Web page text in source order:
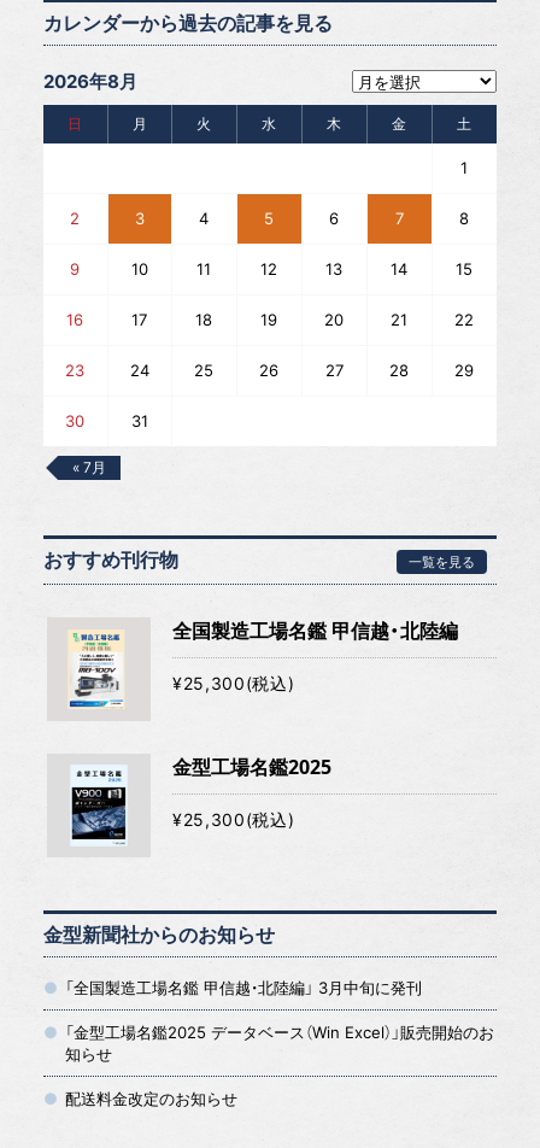
カレンダーから過去の記事を見る
2026年8月
日 月 火 水 木 金 土
1
2 3 4 5 6 7 8
9 10 11 12 13 14 15
16 17 18 19 20 21 22
23 24 25 26 27 28 29
30 31
« 7月
おすすめ刊行物 一覧を見る
全国製造工場名鑑 甲信越・北陸編
¥25,300(税込)
金型工場名鑑2025
¥25,300(税込)
金型新聞社からのお知らせ
「全国製造工場名鑑 甲信越・北陸編」 3月中旬に発刊
「金型工場名鑑2025 データベース（Win Excel）」販売開始のお
知らせ
配送料金改定のお知らせ